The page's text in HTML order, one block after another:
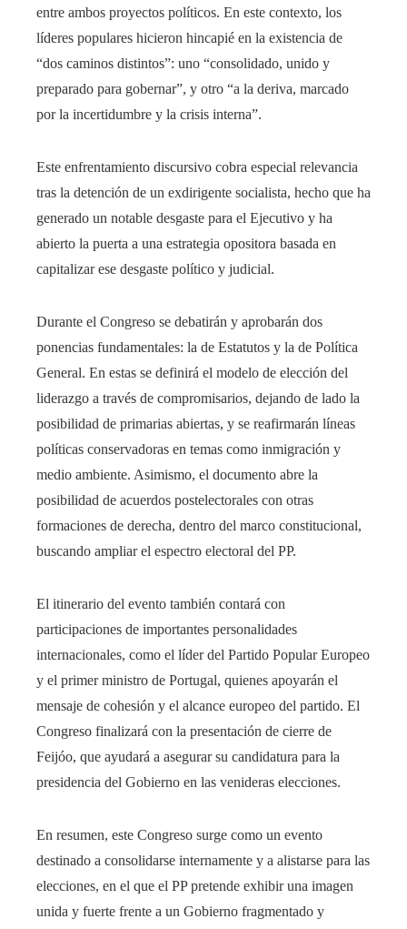
entre ambos proyectos políticos. En este contexto, los
líderes populares hicieron hincapié en la existencia de
“dos caminos distintos”: uno “consolidado, unido y
preparado para gobernar”, y otro “a la deriva, marcado
por la incertidumbre y la crisis interna”.
Este enfrentamiento discursivo cobra especial relevancia
tras la detención de un exdirigente socialista, hecho que ha
generado un notable desgaste para el Ejecutivo y ha
abierto la puerta a una estrategia opositora basada en
capitalizar ese desgaste político y judicial.
Durante el Congreso se debatirán y aprobarán dos
ponencias fundamentales: la de Estatutos y la de Política
General. En estas se definirá el modelo de elección del
liderazgo a través de compromisarios, dejando de lado la
posibilidad de primarias abiertas, y se reafirmarán líneas
políticas conservadoras en temas como inmigración y
medio ambiente. Asimismo, el documento abre la
posibilidad de acuerdos postelectorales con otras
formaciones de derecha, dentro del marco constitucional,
buscando ampliar el espectro electoral del PP.
El itinerario del evento también contará con
participaciones de importantes personalidades
internacionales, como el líder del Partido Popular Europeo
y el primer ministro de Portugal, quienes apoyarán el
mensaje de cohesión y el alcance europeo del partido. El
Congreso finalizará con la presentación de cierre de
Feijóo, que ayudará a asegurar su candidatura para la
presidencia del Gobierno en las venideras elecciones.
En resumen, este Congreso surge como un evento
destinado a consolidarse internamente y a alistarse para las
elecciones, en el que el PP pretende exhibir una imagen
unida y fuerte frente a un Gobierno fragmentado y